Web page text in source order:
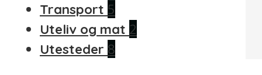
Transport 5
Uteliv og mat 2
Utesteder 8